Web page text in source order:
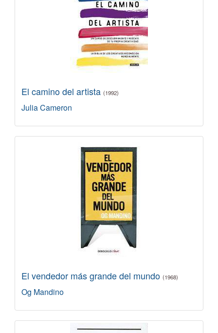
El camino del artista (1992)
Julia Cameron
El vendedor más grande del mundo (1968)
Og Mandino